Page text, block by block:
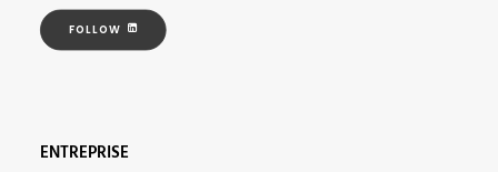
FOLLOW
ENTREPRISE